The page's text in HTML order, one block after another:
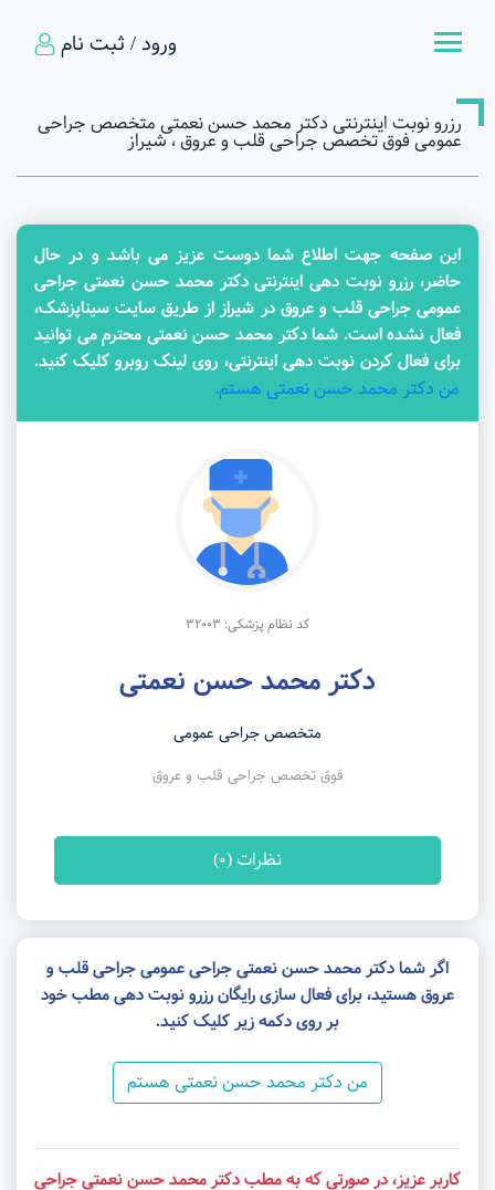
ورود / ثبت نام
رزرو نوبت اینترنتی دکتر محمد حسن نعمتی متخصص جراحی
عمومی فوق تخصص جراحی قلب و عروق ، شیراز
این صفحه جهت اطلاع شما دوست عزیز می باشد و در حال
حاضر، رزرو نوبت دهی اینترنتی دکتر محمد حسن نعمتی جراحی
عمومی جراحی قلب و عروق در شیراز از طریق سایت سیناپزشک،
فعال نشده است. شما دکتر محمد حسن نعمتی محترم می توانید
برای فعال کردن نوبت دهی اینترنتی، روی لینک روبرو کلیک کنید.
من دکتر محمد حسن نعمتی هستم.
کد نظام پزشکی: 32003
دکتر محمد حسن نعمتی
متخصص جراحی عمومی
فوق تخصص جراحی قلب و عروق
نظرات (0)
اگر شما دکتر محمد حسن نعمتی جراحی عمومی جراحی قلب و
عروق هستید، برای فعال سازی رایگان رزرو نوبت دهی مطب خود
بر روی دکمه زیر کلیک کنید.
من دکتر محمد حسن نعمتی هستم
کاربر عزیز، در صورتی که به مطب دکتر محمد حسن نعمتی جراحی